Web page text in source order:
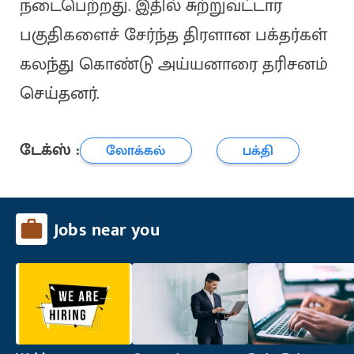
நடைபெற்றது. இதில் சுற்றுவட்டார
பகுதிகளைச் சேர்ந்த திரளான பக்தர்கள்
கலந்து கொண்டு அய்யனாரை தரிசனம்
செய்தனர்.
டேக்ஸ் : லோக்கல் பக்தி
Jobs near you